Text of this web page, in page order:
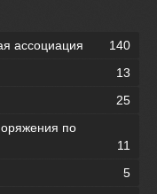
ассоциация
140
13
25
по
11
5